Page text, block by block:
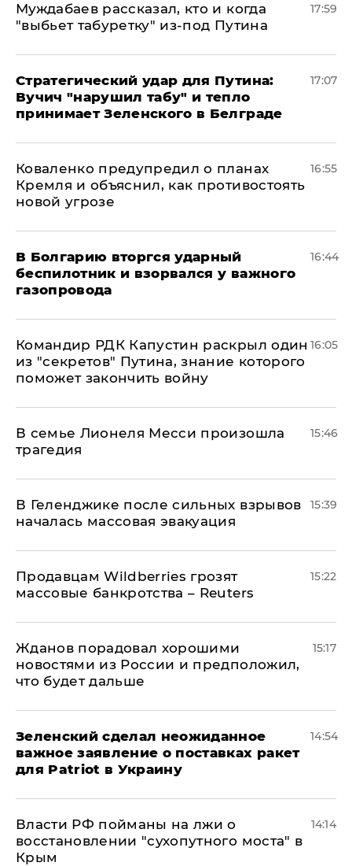
Муждабаев рассказал, кто и когда
"выбьет табуретку" из-под Путина
17:59
Стратегический удар для Путина:
Вучич "нарушил табу" и тепло
принимает Зеленского в Белграде
17:07
Коваленко предупредил о планах
Кремля и объяснил, как противостоять
новой угрозе
16:55
В Болгарию вторгся ударный
беспилотник и взорвался у важного
газопровода
16:44
Командир РДК Капустин раскрыл один
из "секретов" Путина, знание которого
поможет закончить войну
16:05
В семье Лионеля Месси произошла
трагедия
15:46
В Геленджике после сильных взрывов
началась массовая эвакуация
15:39
Продавцам Wildberries грозят
массовые банкротства – Reuters
15:22
Жданов порадовал хорошими
новостями из России и предположил,
что будет дальше
15:17
Зеленский сделал неожиданное
важное заявление о поставках ракет
для Patriot в Украину
14:54
Власти РФ пойманы на лжи о
восстановлении "сухопутного моста" в
Крым
14:14